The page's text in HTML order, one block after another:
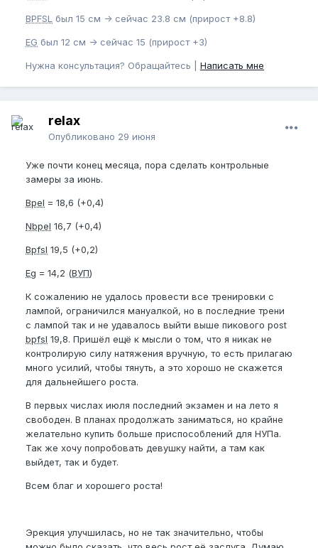
BPFSL был 15 см -> сейчас 23.8 см (прирост +8.8)
EG был 12 см -> сейчас 15 (прирост +3)
Нужна консультация? Обращайтесь | Написать мне
relax
Опубликовано 29 июня
Уже почти конец месяца, пора сделать контрольные
замеры за июнь.
Bpel = 18,6 (+0,4)
Nbpel 16,7 (+0,4)
Bpfsl 19,5 (+0,2)
Eg = 14,2 (ВУП)
К сожалению не удалось провести все тренировки с
лампой, ограничился мануалкой, но в последние трени
с лампой так и не удавалось выйти выше пикового post
bpfsl 19,8. Пришёл ещё к мысли о том, что я никак не
контролирую силу натяжения вручную, то есть прилагаю
много усилий, чтобы тянуть, а это хорошо не скажется
для дальнейшего роста.
В первых числах июля последний экзамен и на лето я
свободен. В планах продолжать заниматься, но крайне
желательно купить больше приспособлений для НУПа.
Так же хочу попробовать девушку найти, а там как
выйдет, так и будет.
Всем благ и хорошего роста!
Эрекция улучшилась, но не так значительно, чтобы